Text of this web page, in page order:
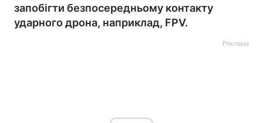
запобігти безпосередньому контакту
ударного дрона, наприклад, FPV.
Реклама